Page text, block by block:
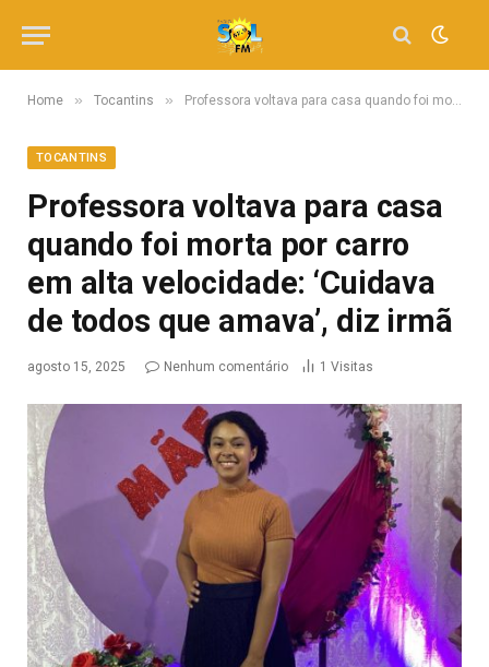
Home » Tocantins » Professora voltava para casa quando foi morta por carro em alta velocidade: ‘Cuidava de todos que amava’, diz irmã
TOCANTINS
Professora voltava para casa
quando foi morta por carro
em alta velocidade: ‘Cuidava
de todos que amava’, diz irmã
agosto 15, 2025 Nenhum comentário 1 Visitas